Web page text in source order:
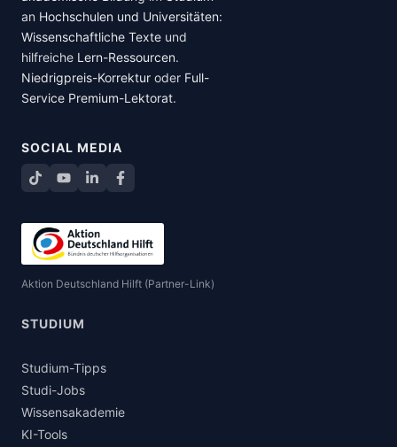
an Hochschulen und Universitäten:
Wissenschaftliche Texte und
hilfreiche Lern-Ressourcen.
Niedrigpreis-Korrektur oder Full-
Service Premium-Lektorat.
SOCIAL MEDIA
TikTokYouTube
LinkedInFacebook teilen
Aktion Deutschland Hilft (Partner-Link)
STUDIUM
Studium-Tipps
Studi-Jobs
Wissensakademie
KI-Tools